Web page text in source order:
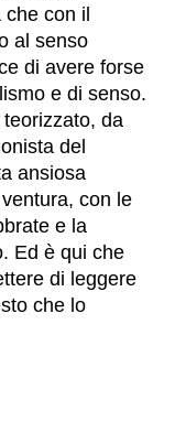
con il
al senso
di avere forse
e di senso.
da
del
ansiosa
con le
e la
Ed è qui che
di leggere
che lo